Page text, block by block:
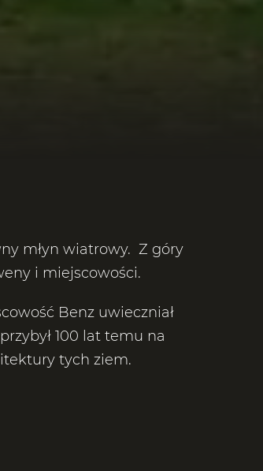
młyn wiatrowy. Z góry
i miejscowości.
Benz uwieczniał
100 lat temu na
tych ziem.